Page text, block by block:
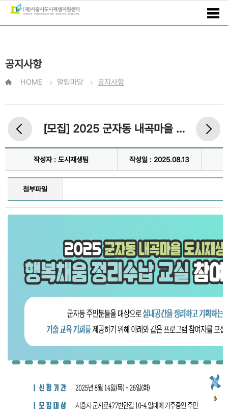
공지사항
HOME 알림마당 공지사항
[모집] 2025 군자동 내곡마을 도시재생 행복채움 정리수납 교실 참여 모집
작성자 : 도시재생팀 작성일 : 2025.08.13
첨부파일